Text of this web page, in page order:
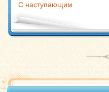
С наступающим